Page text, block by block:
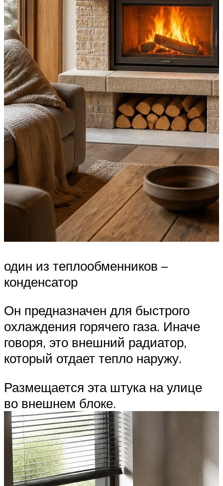
один из теплообменников –
конденсатор
Он предназначен для быстрого
охлаждения горячего газа. Иначе
говоря, это внешний радиатор,
который отдает тепло наружу.
Размещается эта штука на улице
во внешнем блоке.